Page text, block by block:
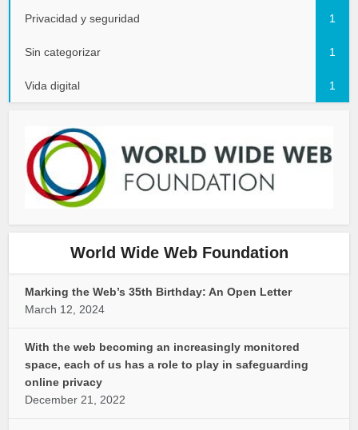
Privacidad y seguridad 1
Sin categorizar 1
Vida digital 1
World Wide Web Foundation
Marking the Web’s 35th Birthday: An Open Letter
March 12, 2024
With the web becoming an increasingly monitored
space, each of us has a role to play in safeguarding
online privacy
December 21, 2022